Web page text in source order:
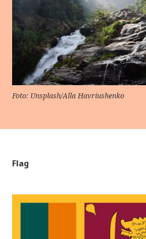
Foto: Unsplash/Alla Havriushenko
Flag